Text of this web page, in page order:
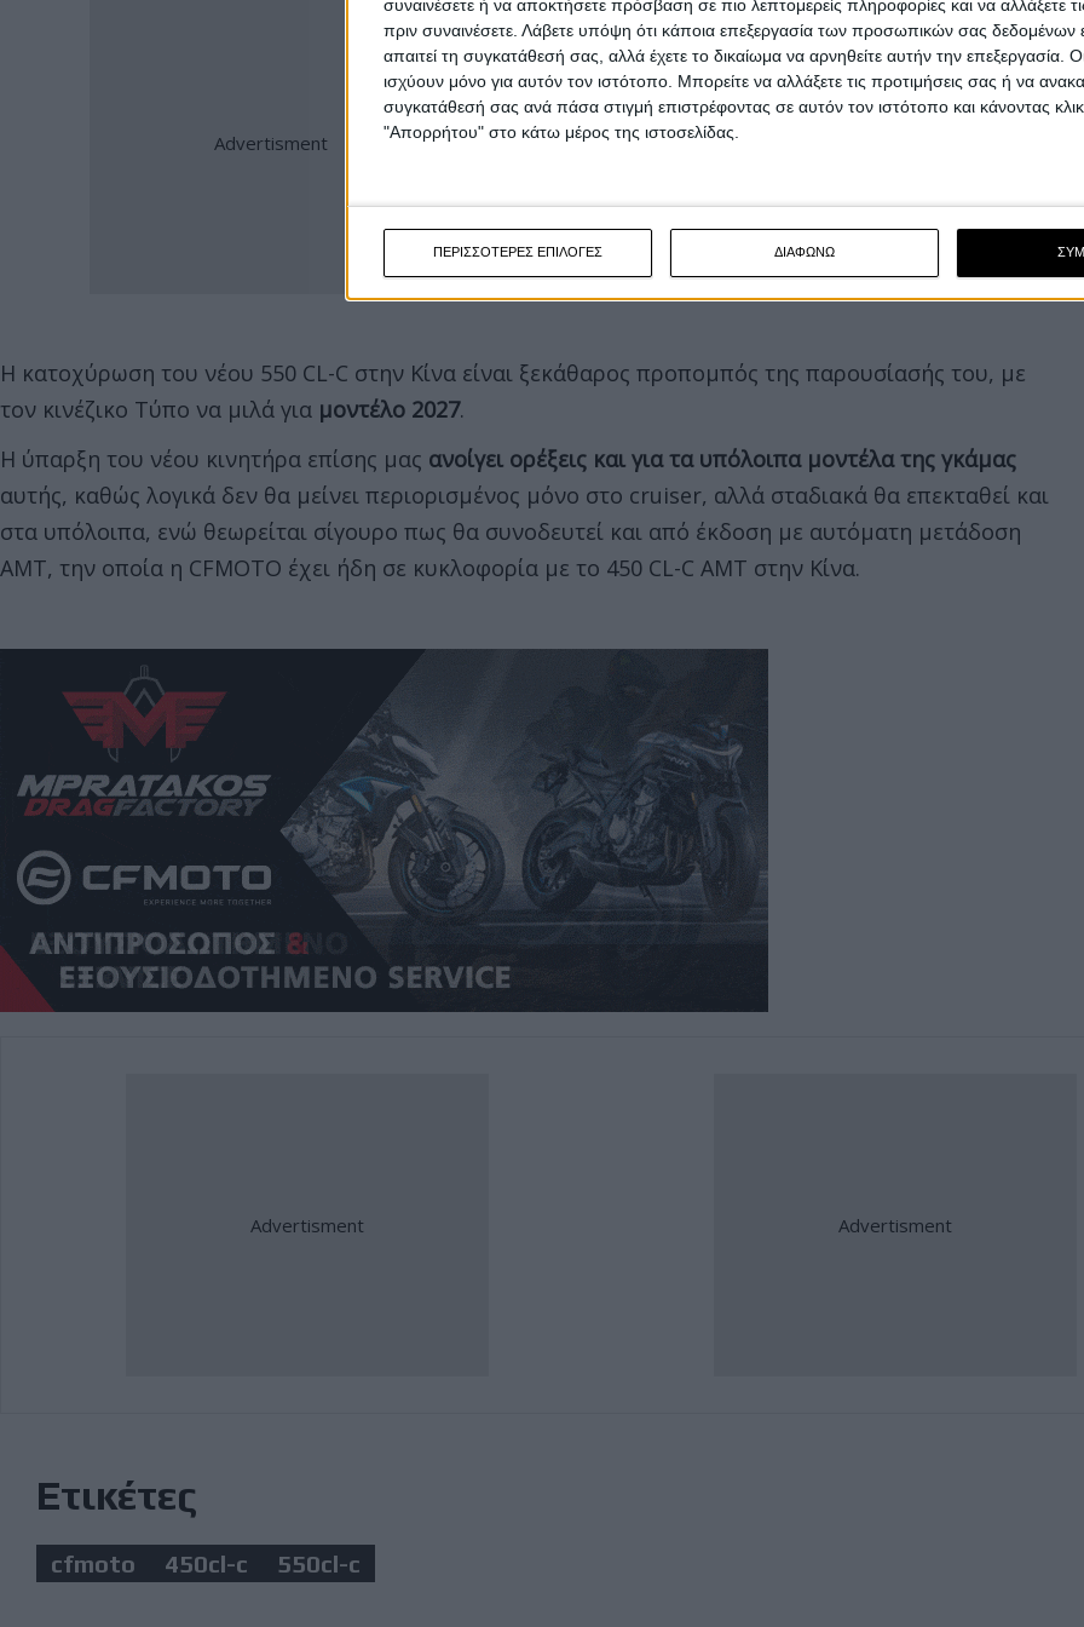
συναινέσετε ή να αποκτήσετε πρόσβαση σε πιο λεπτομερείς πληροφορίες και να αλλάξετε
πριν συναινέσετε. Λάβετε υπόψη ότι κάποια επεξεργασία των προσωπικών σας δεδομένων
απαιτεί τη συγκατάθεσή σας, αλλά έχετε το δικαίωμα να αρνηθείτε αυτήν την επεξεργασία.
ισχύουν μόνο για αυτόν τον ιστότοπο. Μπορείτε να αλλάξετε τις προτιμήσεις σας ή να
συγκατάθεσή σας ανά πάσα στιγμή επιστρέφοντας σε αυτόν τον ιστότοπο και κάνοντας
"Απορρήτου" στο κάτω μέρος της ιστοσελίδας.
ΠΕΡΙΣΣΟΤΕΡΕΣ ΕΠΙΛΟΓΕΣ ΔΙΑΦΩΝΩ
Η κατοχύρωση του νέου 550 CL-C στην Κίνα είναι ξεκάθαρος προπομπός της παρουσίασής του, με
τον κινέζικο Τύπο να μιλά για μοντέλο 2027.
Η ύπαρξη του νέου κινητήρα επίσης μας ανοίγει ορέξεις και για τα υπόλοιπα μοντέλα της γκάμας
αυτής, καθώς λογικά δεν θα μείνει περιορισμένος μόνο στο cruiser, αλλά σταδιακά θα επεκταθεί και
στα υπόλοιπα, ενώ θεωρείται σίγουρο πως θα συνοδευτεί και από έκδοση με αυτόματη μετάδοση
ΑΜΤ, την οποία η CFMOTO έχει ήδη σε κυκλοφορία με το 450 CL-C ΑΜΤ στην Κίνα.
Ετικέτες
cfmoto 450cl-c 550cl-c